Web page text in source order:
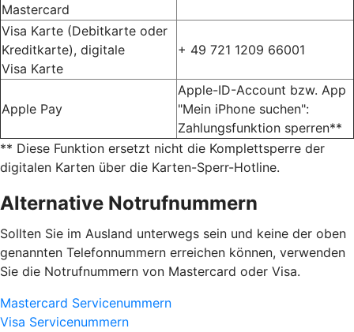
Mastercard
Visa Karte (Debitkarte oder
Kreditkarte), digitale
Visa Karte
+ 49 721 1209 66001
Apple Pay
Apple-ID-Account bzw. App
"Mein iPhone suchen":
Zahlungsfunktion sperren**
** Diese Funktion ersetzt nicht die Komplettsperre der
digitalen Karten über die Karten-Sperr-Hotline.
Alternative Notrufnummern
Sollten Sie im Ausland unterwegs sein und keine der oben
genannten Telefonnummern erreichen können, verwenden
Sie die Notrufnummern von Mastercard oder Visa.
Mastercard Servicenummern
Visa Servicenummern